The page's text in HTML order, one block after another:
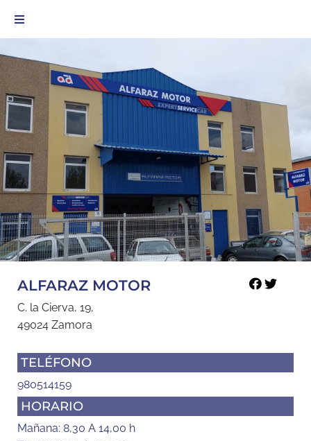
ALFARAZ MOTOR
C. la Cierva, 19,
49024 Zamora
TELÉFONO
980514159
HORARIO
Mañana: 8,30 A 14,00 h